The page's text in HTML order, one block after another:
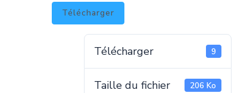
Télécharger
Télécharger 9
Taille du fichier 206 Ko